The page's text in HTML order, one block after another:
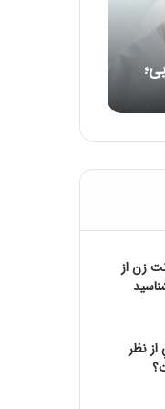
حواس‌جمع
زن از
نظر